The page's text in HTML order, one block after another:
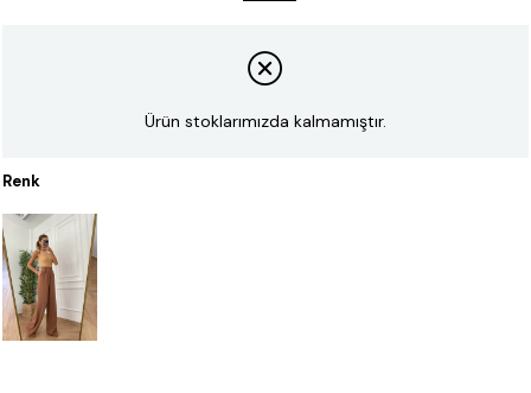
Ürün stoklarımızda kalmamıştır.
Renk